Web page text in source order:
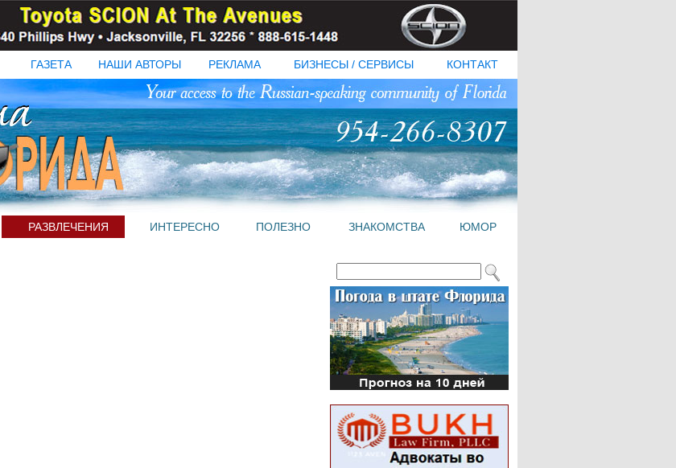
ГАЗЕТА НАШИ АВТОРЫ РЕКЛАМА БИЗНЕСЫ / СЕРВИСЫ КОНТАКТ
РАЗВЛЕЧЕНИЯ ИНТЕРЕСНО ПОЛЕЗНО ЗНАКОМСТВА ЮМОР